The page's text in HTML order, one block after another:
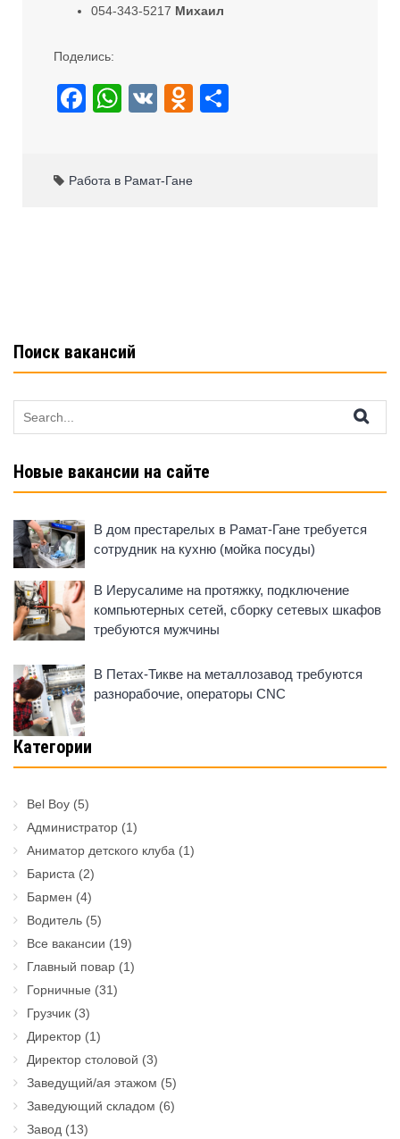
054-343-5217 Михаил
Поделись:
F
e
W
s
V
O
Работа в Рамат-Гане
Поиск вакансий
for:
Новые вакансии на сайте
В дом престарелых в Рамат-Гане требуется
сотрудник на кухню (мойка посуды)
В Иерусалиме на протяжку, подключение
компьютерных сетей, сборку сетевых шкафов
требуются мужчины
В Петах-Тикве на металлозавод требуются
разнорабочие, операторы CNC
Категории
Bel Boy (5)
Администратор (1)
Аниматор детского клуба (1)
Бариста (2)
Бармен (4)
Водитель (5)
Все вакансии (19)
Главный повар (1)
Горничные (31)
Грузчик (3)
Директор (1)
Директор столовой (3)
Заведущий/ая этажом (5)
Заведующий складом (6)
Завод (13)